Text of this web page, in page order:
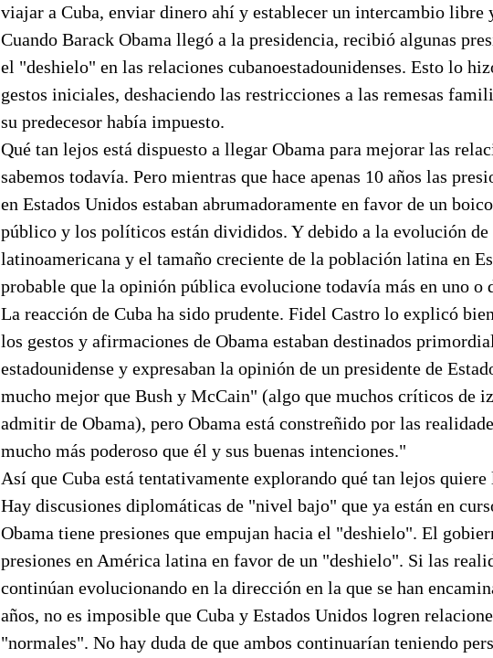
viajar a Cuba, enviar dinero ahí y establecer un intercambio libre
Cuando Barack Obama llegó a la presidencia, recibió algunas
el "deshielo" en las relaciones cubanoestadounidenses. Esto lo
gestos iniciales, deshaciendo las restricciones a las remesas
su predecesor había impuesto.
Qué tan lejos está dispuesto a llegar Obama para mejorar las
sabemos todavía. Pero mientras que hace apenas 10 años las
en Estados Unidos estaban abrumadoramente en favor de un
público y los políticos están divididos. Y debido a la evolución
latinoamericana y el tamaño creciente de la población latina en
probable que la opinión pública evolucione todavía más en uno o
La reacción de Cuba ha sido prudente. Fidel Castro lo explicó
los gestos y afirmaciones de Obama estaban destinados
estadounidense y expresaban la opinión de un presidente de
mucho mejor que Bush y McCain" (algo que muchos críticos de
admitir de Obama), pero Obama está constreñido por las
mucho más poderoso que él y sus buenas intenciones."
Así que Cuba está tentativamente explorando qué tan lejos
Hay discusiones diplomáticas de "nivel bajo" que ya están en
Obama tiene presiones que empujan hacia el "deshielo". El
presiones en América latina en favor de un "deshielo". Si las
continúan evolucionando en la dirección en la que se han
años, no es imposible que Cuba y Estados Unidos logren
"normales". No hay duda de que ambos continuarían teniendo